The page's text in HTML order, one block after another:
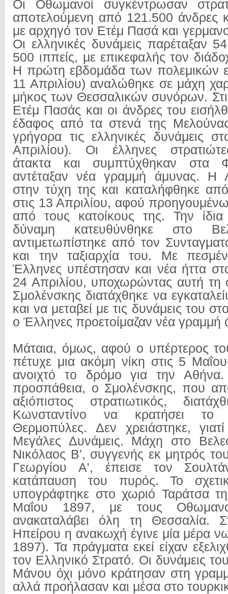
Οι Οθωμανοί συγκέντρωσαν
αποτελούμενη από 121.500 άνδρες
με αρχηγό τον Ετέμ Πασά και
Οι ελληνικές δυνάμεις παρέταξαν
500 ιππείς, με επικεφαλής τον
Η πρώτη εβδομάδα των πολεμικών
11 Απριλίου) αναλώθηκε σε μάχη
μήκος των Θεσσαλικών συνόρων.
Ετέμ Πασάς και οι άνδρες του
έδαφος από τα στενά της
γρήγορα τις ελληνικές δυνάμεις
Απριλίου). Οι έλληνες
άτακτα και συμπτύχθηκαν στα
αντέταξαν νέα γραμμή άμυνας. Η
στην τύχη της και καταλήφθηκε
στις 13 Απριλίου, αφού
από τους κατοίκους της. Την ίδια
δύναμη κατευθύνθηκε στο
αντιμετωπίστηκε από τον
και την ταξιαρχία του. Με
Έλληνες υπέστησαν και νέα ήττα
24 Απριλίου, υποχωρώντας αυτή
Σμολένσκης διατάχθηκε να
και να μεταβεί με τις δυνάμεις του
ο Έλληνες προετοίμαζαν νέα
Μάταια, όμως, αφού ο υπέρτερος
πέτυχε μια ακόμη νίκη στις 5
ανοιχτό το δρόμο για την
προσπάθεια, ο Σμολένσκης, που
αξιόπιστος στρατιωτικός,
Κωνσταντίνο να κρατήσει το
Θερμοπύλες. Δεν χρειάστηκε,
Μεγάλες Δυνάμεις. Μάχη στο
Νικόλαος Β', συγγενής εκ μητρός
Γεωργίου Α', έπεισε τον
κατάπαυση του πυρός. Το
υπογράφτηκε στο χωριό Ταράτσα
Μαΐου 1897, με τους
ανακαταλάβει όλη τη Θεσσαλία.
Ηπείρου η ανακωχή έγινε μία μέρα
1897). Τα πράγματα εκεί είχαν
τον Ελληνικό Στρατό. Οι δυνάμεις
Μάνου όχι μόνο κράτησαν στη
αλλά προήλασαν και μέσα στο